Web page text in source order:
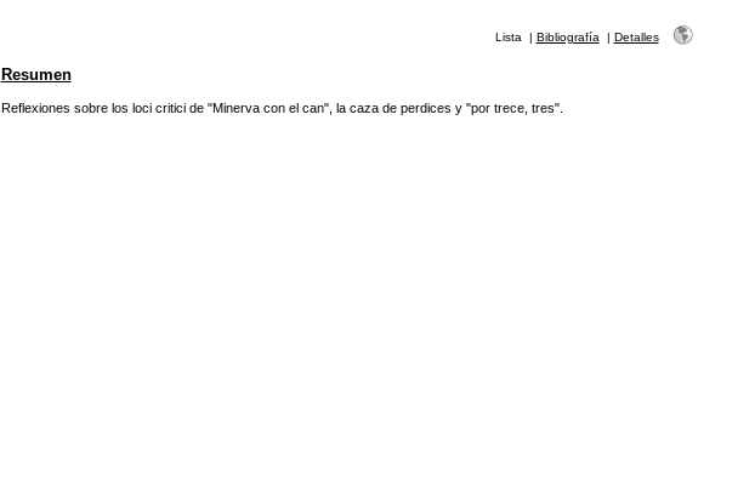
Lista | Bibliografía | Detalles
Resumen
Reflexiones sobre los loci critici de "Minerva con el can", la caza de perdices y "por trece, tres".